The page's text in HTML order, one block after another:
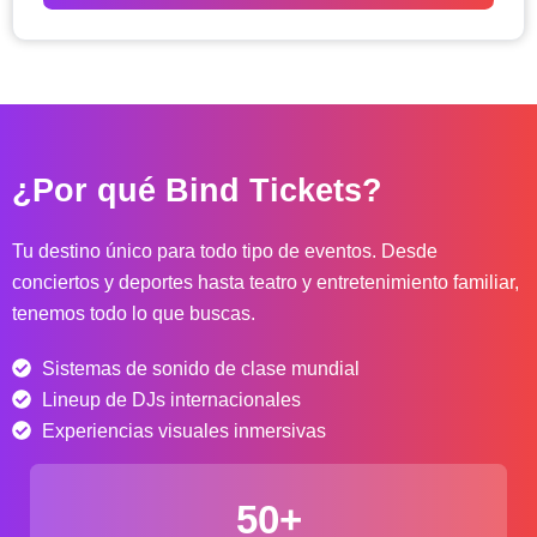
d
p
c
i
s
:
d
d
$
¿Por qué Bind Tickets?
Tu destino único para todo tipo de eventos. Desde
conciertos y deportes hasta teatro y entretenimiento familiar,
tenemos todo lo que buscas.
Sistemas de sonido de clase mundial
Lineup de DJs internacionales
Experiencias visuales inmersivas
50+